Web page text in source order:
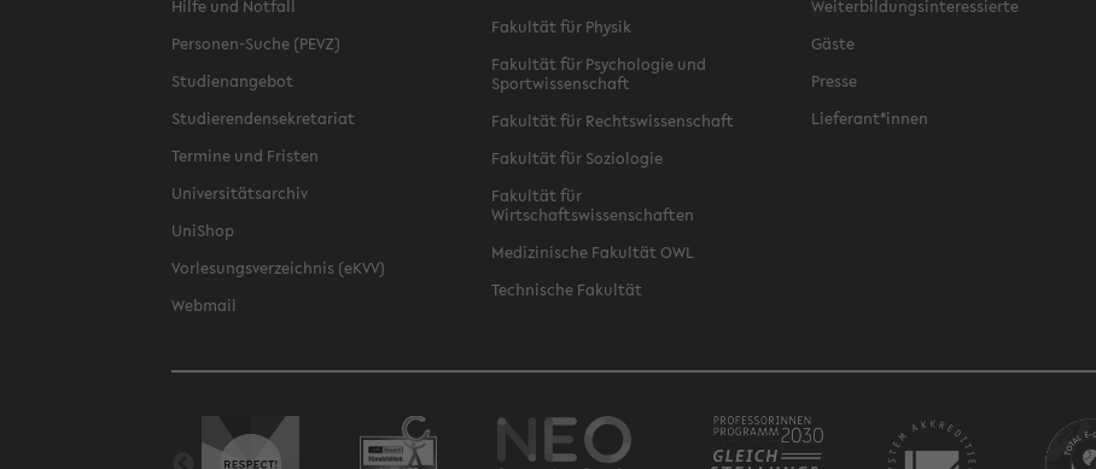
Hilfe und Notfall
Personen-Suche (PEVZ)
Studienangebot
Studierendensekretariat
Termine und Fristen
Universitätsarchiv
UniShop
Vorlesungsverzeichnis (eKVV)
Webmail
Fakultät für Physik
Fakultät für Psychologie und
Sportwissenschaft
Fakultät für Rechtswissenschaft
Fakultät für Soziologie
Fakultät für
Wirtschaftswissenschaften
Medizinische Fakultät OWL
Technische Fakultät
Weiterbildungsinteressierte
Gäste
Presse
Lieferant*innen